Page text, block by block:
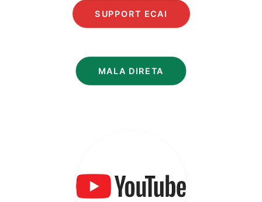
SUPPORT ECAI
MALA DIRETA